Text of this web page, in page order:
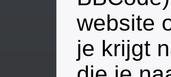
website
je krijgt